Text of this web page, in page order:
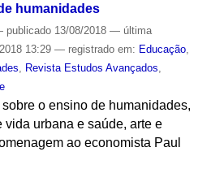
humanidades
publicado13/08/2018 — última
13:29 — registrado em: Educação,
Revista Estudos Avançados
o ensino de humanidades,
vida urbana e saúde, arte e
ao economista Paul